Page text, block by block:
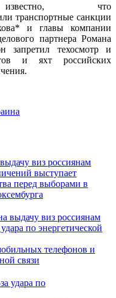
что
транспортные санкции
и главы компании
партнера Романа
запретил техосмотр и
и яхт российских
виз россиянам
выступает
перед выборами в
по энергетической
телефонов и
связи